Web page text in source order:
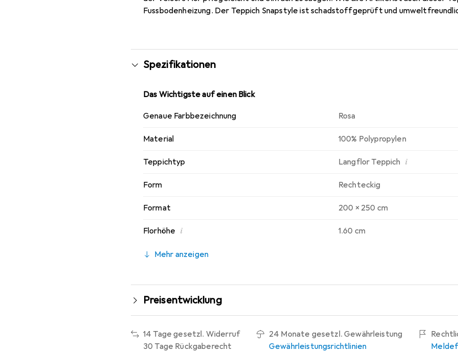
Fussbodenheizung. Der Teppich Snapstyle ist schadstoffgeprüft und
Spezifikationen
Das Wichtigste auf einen Blick
Genaue Farbbezeichnung Rosa
Material 100% Polypropylen
Teppichtyp Langflor Teppich i
Form Rechteckig
Format 200 x 250 cm
Florhöhe i 1.60 cm
Mehr anzeigen
Preisentwicklung
14 Tage gesetzl. Widerruf
30 Tage Rückgaberecht
24 Monate gesetzl. Gewährleistung
Gewährleistungsrichtlinien